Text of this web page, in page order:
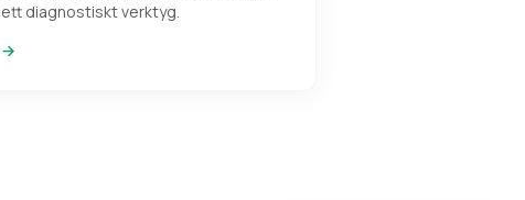
ett diagnostiskt verktyg.
→